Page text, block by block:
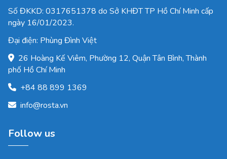
Số ĐKKD: 0317651378 do Sở KHĐT TP Hồ Chí Minh cấp
ngày 16/01/2023.
Đại điện: Phùng Đình Việt
26 Hoàng Kế Viêm, Phường 12, Quận Tân Bình, Thành
phố Hồ Chí Minh
+84 88 899 1369
info@rosta.vn
Follow us